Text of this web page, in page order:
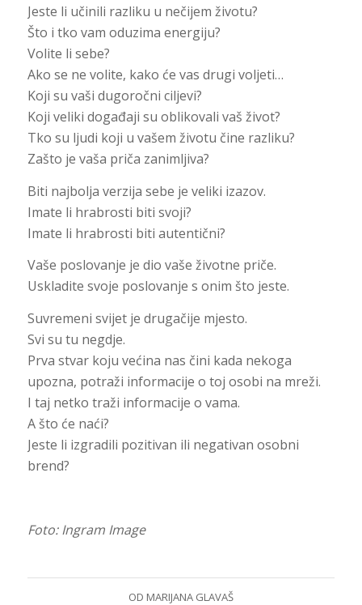
Jeste li učinili razliku u nečijem životu?
Što i tko vam oduzima energiju?
Volite li sebe?
Ako se ne volite, kako će vas drugi voljeti…
Koji su vaši dugoročni ciljevi?
Koji veliki događaji su oblikovali vaš život?
Tko su ljudi koji u vašem životu čine razliku?
Zašto je vaša priča zanimljiva?
Biti najbolja verzija sebe je veliki izazov.
Imate li hrabrosti biti svoji?
Imate li hrabrosti biti autentični?
Vaše poslovanje je dio vaše životne priče.
Uskladite svoje poslovanje s onim što jeste.
Suvremeni svijet je drugačije mjesto.
Svi su tu negdje.
Prva stvar koju većina nas čini kada nekoga
upozna, potraži informacije o toj osobi na mreži.
I taj netko traži informacije o vama.
A što će naći?
Jeste li izgradili pozitivan ili negativan osobni
brend?
Foto: Ingram Image
OD MARIJANA GLAVAŠ